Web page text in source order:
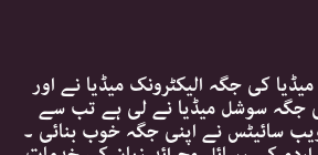
کی جگہ الیکٹرونک میڈیا نے اور
جگہ سوشل میڈیا نے لی ہے تب سے
سائیٹس نے اپنی جگہ خوب بنائی ۔